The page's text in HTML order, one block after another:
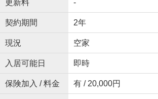
更新料 -
契約期間 2年
現況 空家
入居可能日 即時
保険加入 / 料金 有 / 20,000円